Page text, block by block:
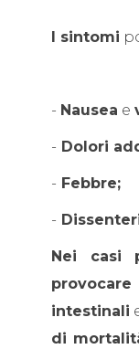
I sintomi
- Nausea e
- Dolori
- Febbre;
-
Nei casi
intestinali
di